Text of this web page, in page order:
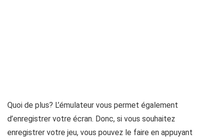
Quoi de plus? L’émulateur vous permet également
d’enregistrer votre écran. Donc, si vous souhaitez
enregistrer votre jeu, vous pouvez le faire en appuyant